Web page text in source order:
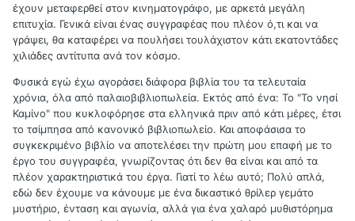
έχουν μεταφερθεί στον κινηματογράφο, με αρκετά μεγάλη
επιτυχία. Γενικά είναι ένας συγγραφέας που πλέον ό,τι και να
γράψει, θα καταφέρει να πουλήσει τουλάχιστον κάτι εκατοντάδες
χιλιάδες αντίτυπα ανά τον κόσμο.
Φυσικά εγώ έχω αγοράσει διάφορα βιβλία του τα τελευταία
χρόνια, όλα από παλαιοβιβλιοπωλεία. Εκτός από ένα: Το "Το νησί
Καμίνο" που κυκλοφόρησε στα ελληνικά πριν από κάτι μέρες, έτσι
το τσίμπησα από κανονικό βιβλιοπωλείο. Και αποφάσισα το
συγκεκριμένο βιβλίο να αποτελέσει την πρώτη μου επαφή με το
έργο του συγγραφέα, γνωρίζοντας ότι δεν θα είναι και από τα
πλέον χαρακτηριστικά του έργα. Γιατί το λέω αυτό; Πολύ απλά,
εδώ δεν έχουμε να κάνουμε με ένα δικαστικό θρίλερ γεμάτο
μυστήριο, ένταση και αγωνία, αλλά για ένα χαλαρό μυθιστόρημα